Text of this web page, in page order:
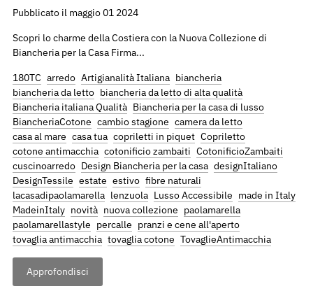
Pubblicato il maggio 01 2024
Scopri lo charme della Costiera con la Nuova Collezione di
Biancheria per la Casa Firma...
180TC arredo Artigianalità Italiana biancheria
biancheria da letto biancheria da letto di alta qualità
Biancheria italiana Qualità Biancheria per la casa di lusso
BiancheriaCotone cambio stagione camera da letto
casa al mare casa tua copriletti in piquet Copriletto
cotone antimacchia cotonificio zambaiti CotonificioZambaiti
cuscinoarredo Design Biancheria per la casa designItaliano
DesignTessile estate estivo fibre naturali
lacasadipaolamarella lenzuola Lusso Accessibile made in Italy
MadeinItaly novità nuova collezione paolamarella
paolamarellastyle percalle pranzi e cene all'aperto
tovaglia antimacchia tovaglia cotone TovaglieAntimacchia
Approfondisci